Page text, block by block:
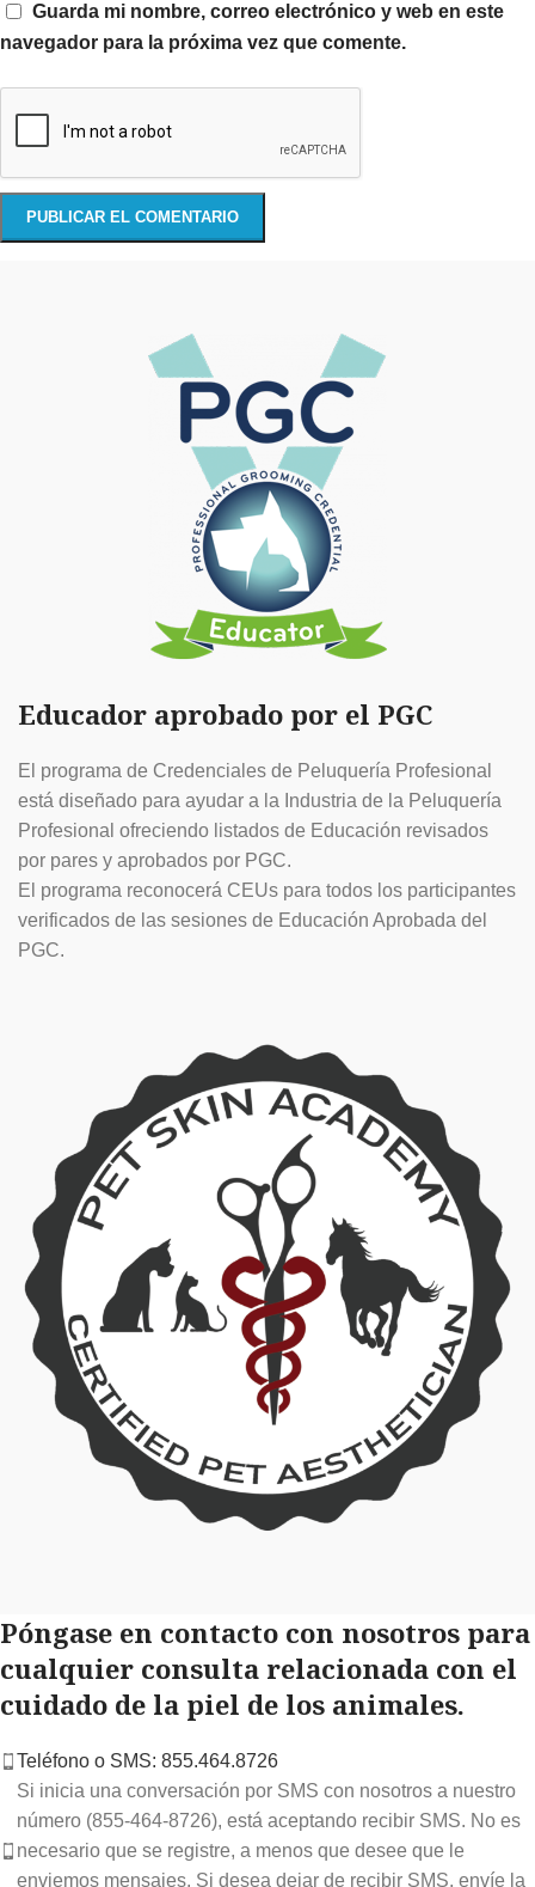
Guarda mi nombre, correo electrónico y web en este
navegador para la próxima vez que comente.
Educador aprobado por el PGC
El programa de Credenciales de Peluquería Profesional
está diseñado para ayudar a la Industria de la Peluquería
Profesional ofreciendo listados de Educación revisados
por pares y aprobados por PGC.
El programa reconocerá CEUs para todos los participantes
verificados de las sesiones de Educación Aprobada del
PGC.
Póngase en contacto con nosotros para
cualquier consulta relacionada con el
cuidado de la piel de los animales.
Teléfono o SMS: 855.464.8726
Si inicia una conversación por SMS con nosotros a nuestro
número (855-464-8726), está aceptando recibir SMS. No es
necesario que se registre, a menos que desee que le
enviemos mensajes. Si desea dejar de recibir SMS, envíe la